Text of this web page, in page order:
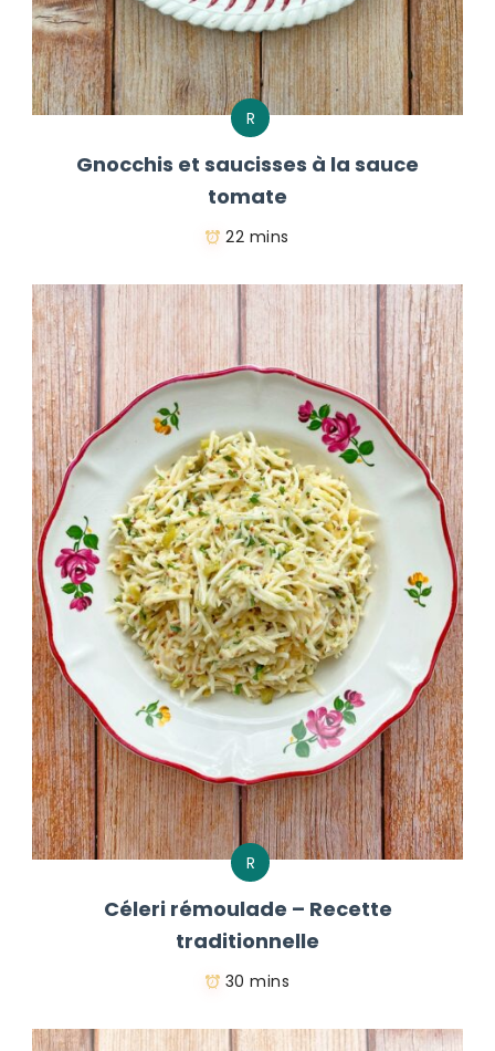
R
Gnocchis et saucisses à la sauce
tomate
22 mins
R
Céleri rémoulade – Recette
traditionnelle
30 mins